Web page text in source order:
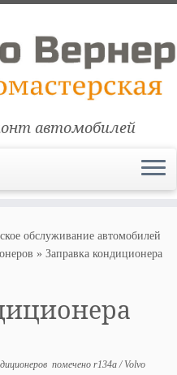
автомобилей
обслуживание автомобилей
» Заправка кондиционера
помечено r134a / Volvo